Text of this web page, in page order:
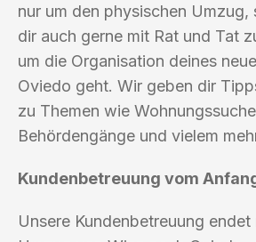
nur um den physischen Umzug,
dir auch gerne mit Rat und Tat
um die Organisation deines
Oviedo geht. Wir geben dir
zu Themen wie
Behördengänge und vielem
Kundenbetreuung vom
Unsere Kundenbetreuung